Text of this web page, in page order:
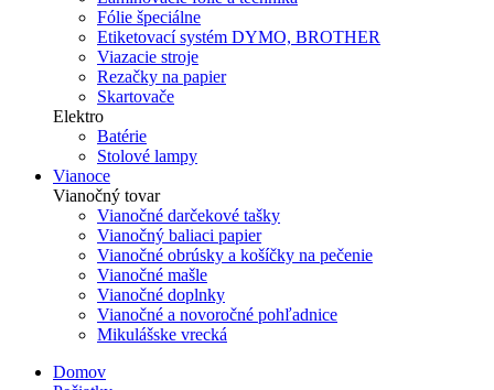
Fólie špeciálne
Etiketovací systém DYMO, BROTHER
Viazacie stroje
Rezačky na papier
Skartovače
Elektro
Batérie
Stolové lampy
Vianoce
Vianočný tovar
Vianočné darčekové tašky
Vianočný baliaci papier
Vianočné obrúsky a košíčky na pečenie
Vianočné mašle
Vianočné doplnky
Vianočné a novoročné pohľadnice
Mikulášske vrecká
Domov